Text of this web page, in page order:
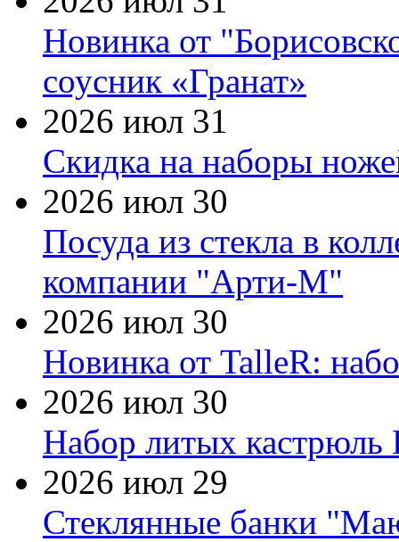
Новинка от
соусник «Гранат»
2026 июл 31
Скидка на наборы
2026 июл 30
Посуда из стекла в
компании "Арти-М"
2026 июл 30
Новинка от TalleR:
2026 июл 30
Набор литых кастрюль
2026 июл 29
Стеклянные банки